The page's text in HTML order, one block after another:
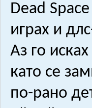
Dead
играх и
Аз го
като се
по-рано